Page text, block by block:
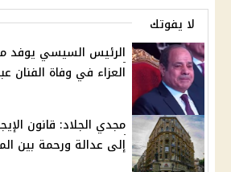
لا يفوتك
الرئيس السيسي يوفد
العزاء في وفاة الفنان
مجدي الجلاد: قانون
إلى عدالة ورحمة بين